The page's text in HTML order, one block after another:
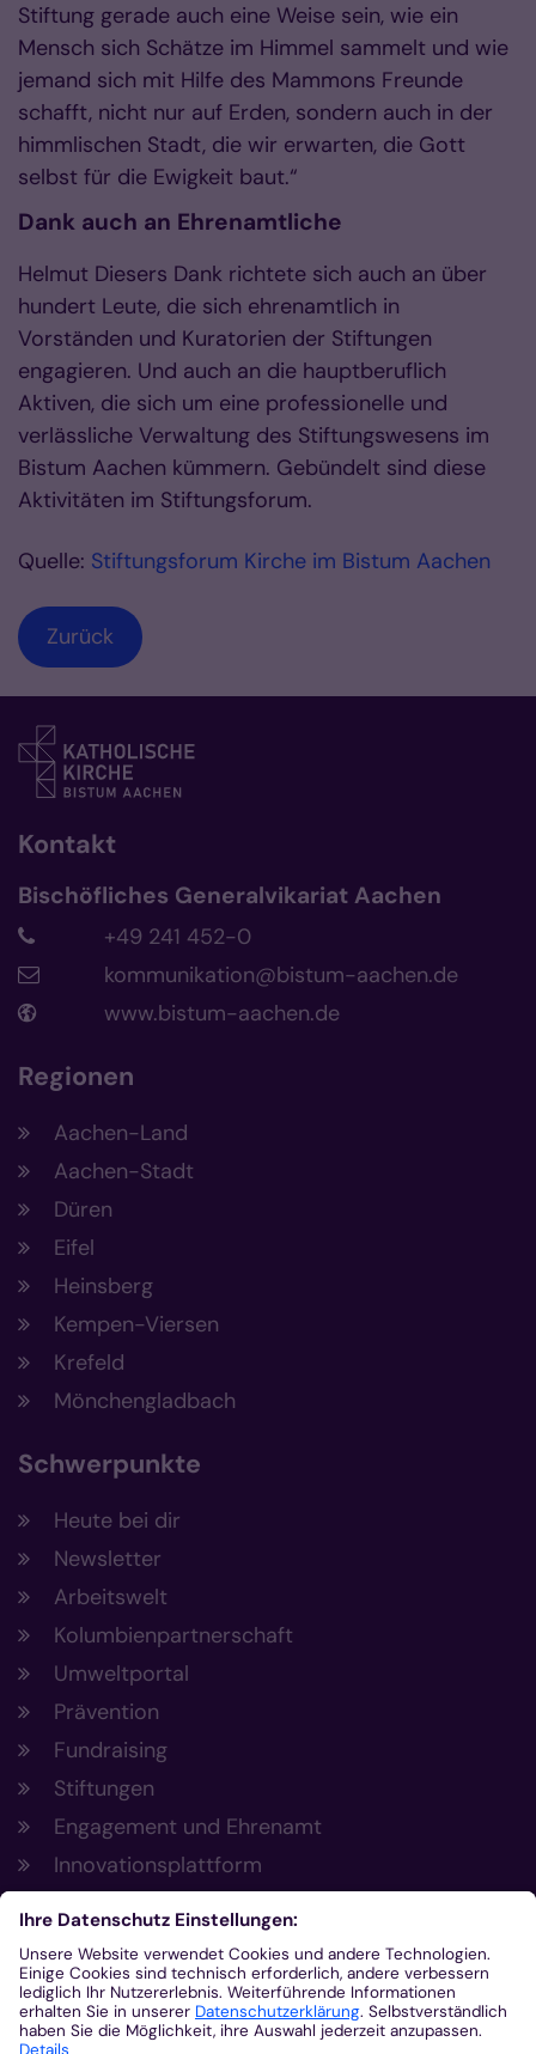
Stiftung gerade auch eine Weise sein, wie ein
Mensch sich Schätze im Himmel sammelt und wie
jemand sich mit Hilfe des Mammons Freunde
schafft, nicht nur auf Erden, sondern auch in der
himmlischen Stadt, die wir erwarten, die Gott
selbst für die Ewigkeit baut.“
Dank auch an Ehrenamtliche
Helmut Diesers Dank richtete sich auch an über
hundert Leute, die sich ehrenamtlich in
Vorständen und Kuratorien der Stiftungen
engagieren. Und auch an die hauptberuflich
Aktiven, die sich um eine professionelle und
verlässliche Verwaltung des Stiftungswesens im
Bistum Aachen kümmern. Gebündelt sind diese
Aktivitäten im Stiftungsforum.
Quelle: Stiftungsforum Kirche im Bistum Aachen
Zurück
Kontakt
Bischöfliches Generalvikariat Aachen
+49 241 452-0
kommunikation@bistum-aachen.de
www.bistum-aachen.de
Regionen
Aachen-Land
Aachen-Stadt
Düren
Eifel
Heinsberg
Kempen-Viersen
Krefeld
Mönchengladbach
Schwerpunkte
Heute bei dir
Newsletter
Arbeitswelt
Kolumbienpartnerschaft
Umweltportal
Prävention
Fundraising
Stiftungen
Engagement und Ehrenamt
Innovationsplattform
Aus der Plattform
Nachrichten
Veranstaltungen